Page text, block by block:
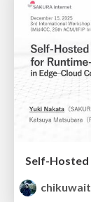
chikuwait